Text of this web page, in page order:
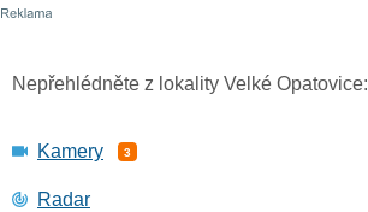
Nepřehlédněte z lokality Velké Opatovice:
Kamery 3
Radar